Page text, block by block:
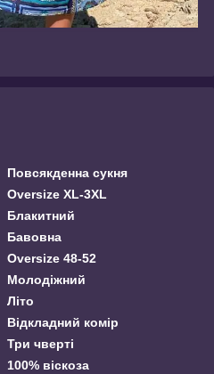
Повсякденна сукня
Oversize XL-3XL
Блакитний
Бавовна
Oversize 48-52
Молодіжний
Літо
Відкладний комір
Три чверті
100% віскоза